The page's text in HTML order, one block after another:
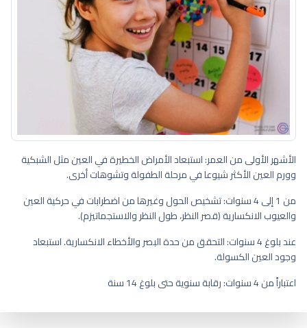
الأشهر الأولى من العمر: استبعاد الأمراض الخطيرة في العين مثل الشبكية
وورم العين الأكثر شيوعا في مرحلة الطفولة وتشوهات أخرى.
من 1 إلى 4 سنوات: تشخيص الحول وغيرها من اضطرابات في حركية العين
والعيوب الانكسارية (قصر النظر، طول النظر والاستجماتيزم).
عند بلوغ 4 سنوات: التحقق من حدة البصر والأخطاء الانكسارية. استبعاد
وجود العين الكسولة.
اعتباراً من 4 سنوات: رقابة سنوية حتى بلوغ 14 سنة